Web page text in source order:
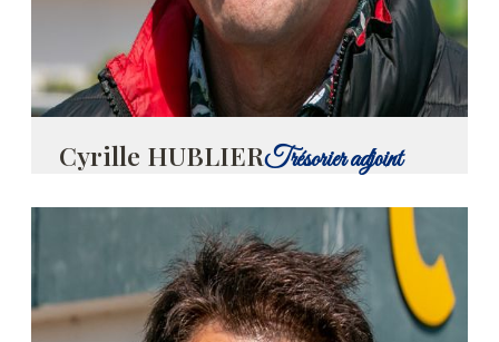
Cyrille HUBLIERTrésorier adjoint